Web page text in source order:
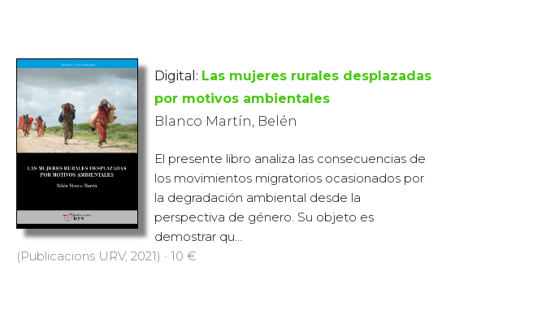
Digital: Las mujeres rurales desplazadas
por motivos ambientales
Blanco Martín, Belén
El presente libro analiza las consecuencias de
los movimientos migratorios ocasionados por
la degradación ambiental desde la
perspectiva de género. Su objeto es
demostrar qu...
(Publicacions URV, 2021) · 10 €